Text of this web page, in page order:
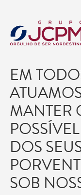
EM
MANTER
DOS
SOB